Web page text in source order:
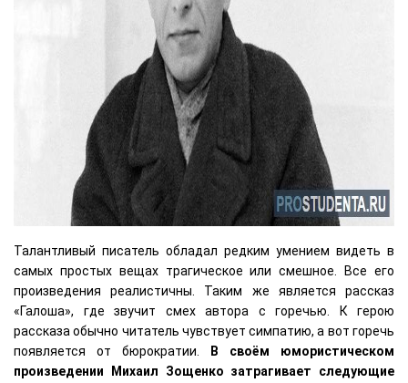
Талантливый писатель обладал редким умением видеть в
самых простых вещах трагическое или смешное. Все его
произведения реалистичны. Таким же является рассказ
«Галоша», где звучит смех автора с горечью. К герою
рассказа обычно читатель чувствует симпатию, а вот горечь
появляется от бюрократии.
В своём юмористическом
произведении Михаил Зощенко затрагивает следующие